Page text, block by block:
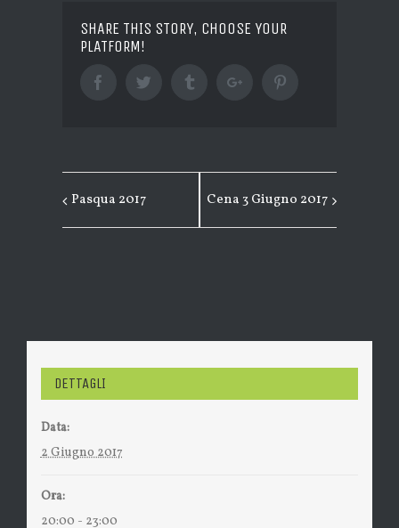
SHARE THIS STORY, CHOOSE YOUR
PLATFORM!
FacebookTwitter TumblrGoogle+
EVENTO
Pasqua 2017 Cena 3 Giugno 2017
DETTAGLI
Data:
2 Giugno 2017
Ora:
20:00 - 23:00